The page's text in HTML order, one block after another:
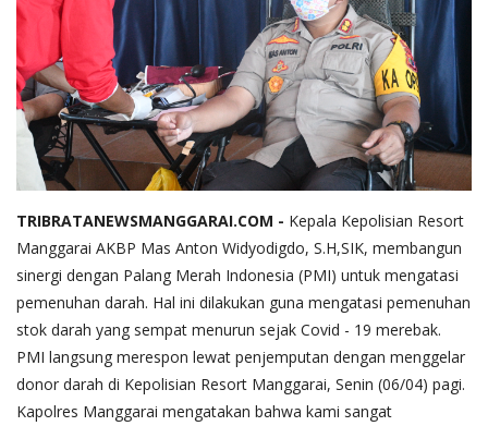
TRIBRATANEWSMANGGARAI.COM - Kepala Kepolisian Resort
Manggarai AKBP Mas Anton Widyodigdo, S.H,SIK, membangun
sinergi dengan Palang Merah Indonesia (PMI) untuk mengatasi
pemenuhan darah. Hal ini dilakukan guna mengatasi pemenuhan
stok darah yang sempat menurun sejak Covid - 19 merebak.
PMI langsung merespon lewat penjemputan dengan menggelar
donor darah di Kepolisian Resort Manggarai, Senin (06/04) pagi.
Kapolres Manggarai mengatakan bahwa kami sangat